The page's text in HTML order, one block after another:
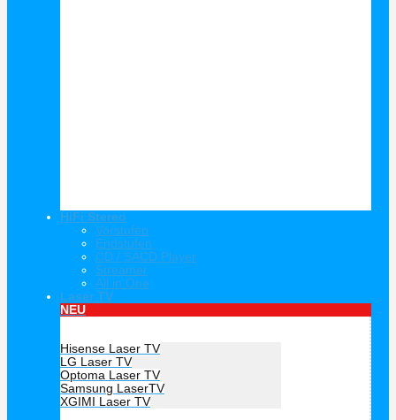
HiFi Stereo
Vorstufen
Endstufen
CD / SACD Player
Streamer
All in One
Laser TV
NEU
Hisense Laser TV
LG Laser TV
Optoma Laser TV
Samsung LaserTV
XGIMI Laser TV